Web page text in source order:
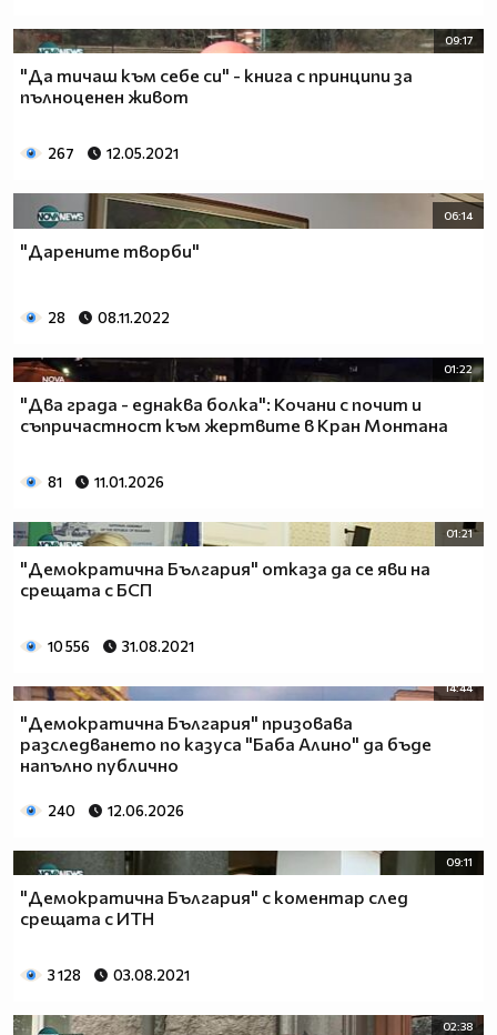
09:17
"Да тичаш към себе си" - книга с принципи за
пълноценен живот
267 12.05.2021
06:14
"Дарените творби"
28 08.11.2022
01:22
"Два града - еднаква болка": Кочани с почит и
съпричастност към жертвите в Кран Монтана
81 11.01.2026
01:21
"Демократична България" отказа да се яви на
срещата с БСП
10 556 31.08.2021
14:44
"Демократична България" призовава
разследването по казуса "Баба Алино" да бъде
напълно публично
240 12.06.2026
09:11
"Демократична България" с коментар след
срещата с ИТН
3 128 03.08.2021
02:38